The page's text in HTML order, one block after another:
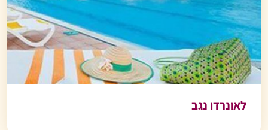
לאונרדו נגב